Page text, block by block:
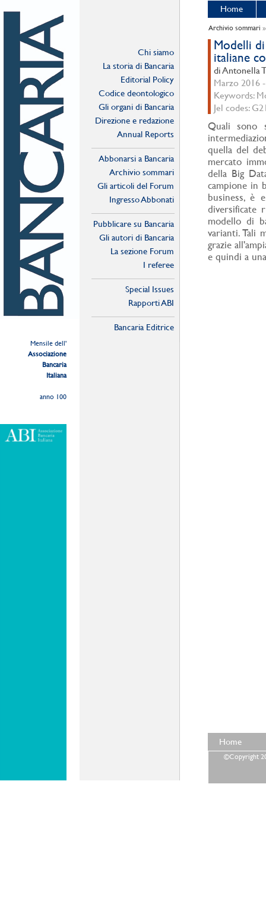
Mensile dell'
Associazione
Bancaria
Italiana
anno 100
Chi siamo
La storia di Bancaria
Editorial Policy
Codice deontologico
Gli organi di Bancaria
Direzione e redazione
Annual Reports
Abbonarsi a Bancaria
Archivio sommari
Gli articoli del Forum
Ingresso Abbonati
Pubblicare su Bancaria
Gli autori di Bancaria
La sezione Forum
I referee
Special Issues
Rapporti ABI
Bancaria Editrice
Home
Archivio sommari
Modelli di
italiane
di Antonella
Marzo 2016
Keywords:
Jel codes:
Quali sono
quella del
mercato
della Big
campione in
business, è
diversificate
modello di
varianti. Tali
grazie
e quindi a
Home
©Copyright